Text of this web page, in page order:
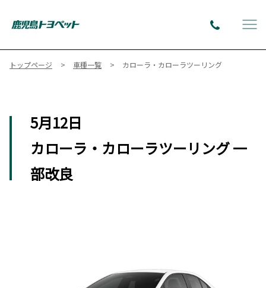
トップページ 車種一覧 カローラ・カローラツーリング
5月12日
カローラ・カローラツーリング 一
部改良